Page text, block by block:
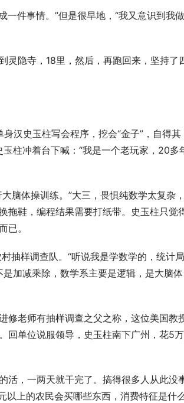
件事情。”但是很早地，“我又意识到我
隐寺，18里，然后，再跑回来，坚持了
史玉柱写会程序，挖会“金子”，自得其
柱冲着台下喊：“我是一个老玩家，20多
体操训练。”大三，畏惧纯数学太复杂
拖鞋，编程结果需要打纸带。史玉柱只觉
已。
样调查队。“听说我是学数学的，统计
是加减乘除，数学系主要是逻辑，是大脑体
老师有抽样调查之父之称，这位美国教
回单位说服领导，史玉柱南下广州，花5
，一两天就干完了。搞得很多人从此没
上的农民会买哪些东西，消费特征是什